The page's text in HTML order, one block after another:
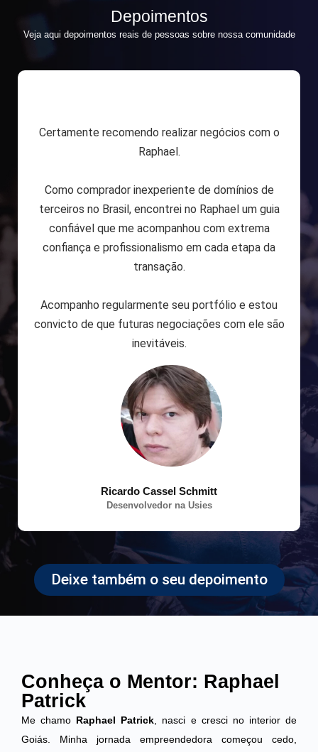
Depoimentos
Veja aqui depoimentos reais de pessoas sobre nossa comunidade
Certamente recomendo realizar negócios com o
Raphael.
Como comprador inexperiente de domínios de
terceiros no Brasil, encontrei no Raphael um guia
confiável que me acompanhou com extrema
confiança e profissionalismo em cada etapa da
transação.
Acompanho regularmente seu portfólio e estou
convicto de que futuras negociações com ele são
inevitáveis.
Ricardo Cassel Schmitt
Desenvolvedor na Usies
Deixe também o seu depoimento
Conheça o Mentor: Raphael
Patrick
Me chamo Raphael Patrick , nasci e cresci no interior de
Goiás. Minha jornada empreendedora começou cedo,